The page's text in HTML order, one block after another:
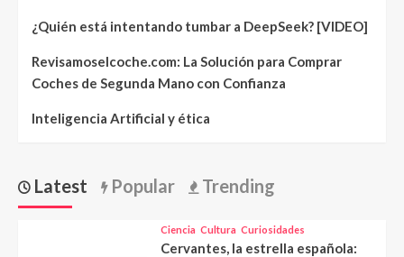
¿Quién está intentando tumbar a DeepSeek? [VIDEO]
Revisamoselcoche.com: La Solución para Comprar
Coches de Segunda Mano con Confianza
Inteligencia Artificial y ética
Latest Popular Trending
Ciencia Cultura Curiosidades
Cervantes, la estrella española: